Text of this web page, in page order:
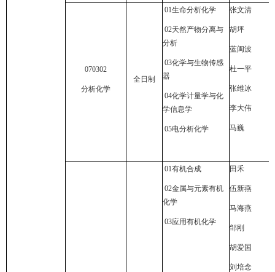
070302
分析化学
全日制
01生命分析化学
02天然产物分离与
分析
03化学与生物传感
器
04化学计量学与化
学信息学
05电分析化学
张文清
胡坪
蓝闽波
杜一平
张维冰
李大伟
马巍
01有机合成
02金属与元素有机
化学
03应用有机化学
田禾
伍新燕
马海燕
邹刚
胡爱国
刘培念